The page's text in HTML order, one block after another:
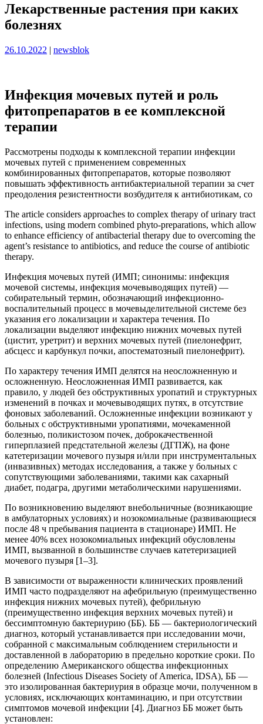
Лекарственные растения при каких
болезнях
Опубликовано
26.10.2022 | Опубликовано
newsblok
Инфекция мочевых путей и роль
фитопрепаратов в ее комплексной
терапии
Рассмотрены подходы к комплексной терапии инфекции
мочевых путей с применением современных
комбинированных фитопрепаратов, которые позволяют
повышать эффективность антибактериальной терапии за счет
преодоления резистентности возбудителя к антибиотикам, со
The article considers approaches to complex therapy of urinary tract
infections, using modern combined phyto-preparations, which allow
to enhance efficiency of antibacterial therapy due to overcoming the
agent’s resistance to antibiotics, and reduce the course of antibiotic
therapy.
Инфекция мочевых путей (ИМП; синонимы: инфекция
мочевой системы, инфекция мочевыводящих путей) —
собирательный термин, обозначающий инфекционно-
воспалительный процесс в мочевыделительной системе без
указания его локализации и характера течения. По
локализации выделяют инфекцию нижних мочевых путей
(цистит, уретрит) и верхних мочевых путей (пиелонефрит,
абсцесс и карбункул почки, апостематозный пиелонефрит).
По характеру течения ИМП делятся на неосложненную и
осложненную. Неосложненная ИМП развивается, как
правило, у людей без обструктивных уропатий и структурных
изменений в почках и мочевыводящих путях, в отсутствие
фоновых заболеваний. Осложненные инфекции возникают у
больных с обструктивными уропатиями, мочекаменной
болезнью, поликистозом почек, доброкачественной
гиперплазией предстательной железы (ДГПЖ), на фоне
катетеризации мочевого пузыря и/или при инструментальных
(инвазивных) методах исследования, а также у больных с
сопутствующими заболеваниями, такими как сахарный
диабет, подагра, другими метаболическими нарушениями.
По возникновению выделяют внебольничные (возникающие
в амбулаторных условиях) и нозокомиальные (развивающиеся
после 48 ч пребывания пациента в стационаре) ИМП. Не
менее 40% всех нозокомиальных инфекций обусловлены
ИМП, вызванной в большинстве случаев катетеризацией
мочевого пузыря [1–3].
В зависимости от выраженности клинических проявлений
ИМП часто подразделяют на афебрильную (преимущественно
инфекция нижних мочевых путей), фебрильную
(преимущественно инфекция верхних мочевых путей) и
бессимптомную бактериурию (ББ). ББ — бактериологический
диагноз, который устанавливается при исследовании мочи,
собранной с максимальным соблюдением стерильности и
доставленной в лабораторию в предельно короткие сроки. По
определению Американского общества инфекционных
болезней (Infectious Diseases Society of America, IDSA), ББ —
это изолированная бактериурия в образце мочи, полученном в
условиях, исключающих контаминацию, и при отсутствии
симптомов мочевой инфекции [4]. Диагноз ББ может быть
установлен: